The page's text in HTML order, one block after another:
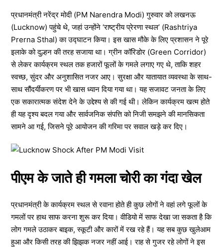
प्रधानमंत्री नरेंद्र मोदी (PM Narendra Modi) गुरुवार को लखनऊ
(Lucknow) पहुंचे थे, जहां उन्होंने ‘राष्ट्रीय प्रेरणा स्थल’ (Rashtriya
Prerna Sthal) का उद्घाटन किया। इस खास मौके के लिए प्रशासन ने पूरे
इलाके को दुल्हन की तरह सजाया था। ग्रीन कॉरिडोर (Green Corridor)
से लेकर कार्यक्रम स्थल तक हजारों फूलों के गमले लगाए गए थे, ताकि शहर
स्वच्छ, सुंदर और अनुशासित नजर आए। सुरक्षा और यातायात व्यवस्था के साथ-
साथ सौंदर्यीकरण पर भी खास ध्यान दिया गया था। यह सजावट जनता के लिए
एक सकारात्मक संदेश देने के उद्देश्य से की गई थी। लेकिन कार्यक्रम खत्म होते
ही यह दृश्य बदल गया और सार्वजनिक संपत्ति को निजी समझने की मानसिकता
सामने आ गई, जिसने पूरे आयोजन की गरिमा पर सवाल खड़े कर दिए।
पीएम के जाते ही गमला चोरी का गंदा खेल
प्रधानमंत्री के कार्यक्रम स्थल से रवाना होते ही कुछ लोगों ने वहां लगे फूलों के
गमलों पर हाथ साफ करना शुरू कर दिया। वीडियो में साफ देखा जा सकता है कि
लोग गमले उठाकर बाइक, स्कूटी और कारों में रख रहे हैं। यह सब कुछ खुलेआम
हुआ और किसी तरह की झिझक नजर नहीं आई। राह से गुजर रहे लोगों ने इस